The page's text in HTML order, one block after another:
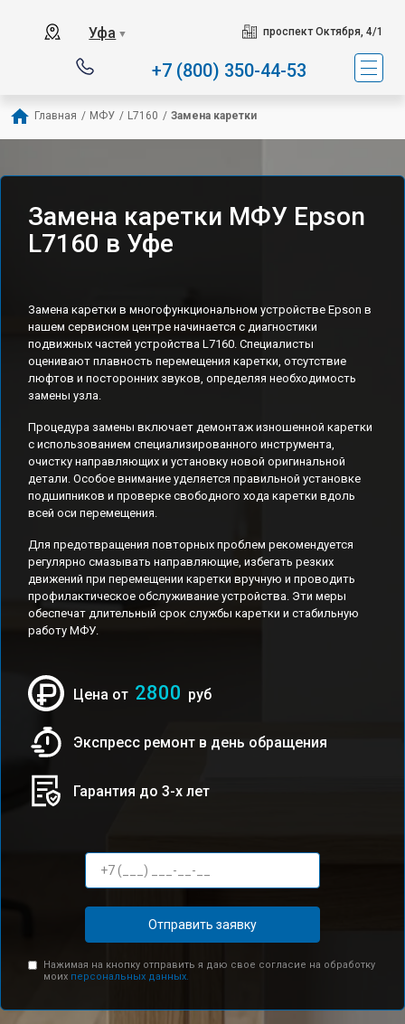
Уфа ▼ проспект Октября, 4/1
+7 (800) 350-44-53
Главная / МФУ / L7160 / Замена каретки
Замена каретки МФУ Epson
L7160 в Уфе
Замена каретки в многофункциональном устройстве Epson в
нашем сервисном центре начинается с диагностики
подвижных частей устройства L7160. Специалисты
оценивают плавность перемещения каретки, отсутствие
люфтов и посторонних звуков, определяя необходимость
замены узла.
Процедура замены включает демонтаж изношенной каретки
с использованием специализированного инструмента,
очистку направляющих и установку новой оригинальной
детали. Особое внимание уделяется правильной установке
подшипников и проверке свободного хода каретки вдоль
всей оси перемещения.
Для предотвращения повторных проблем рекомендуется
регулярно смазывать направляющие, избегать резких
движений при перемещении каретки вручную и проводить
профилактическое обслуживание устройства. Эти меры
обеспечат длительный срок службы каретки и стабильную
работу МФУ.
Цена от 2800 руб
Экспресс ремонт в день обращения
Гарантия до 3-х лет
Отправить заявку
Нажимая на кнопку отправить я даю свое согласие на обработку
моих персональных данных.